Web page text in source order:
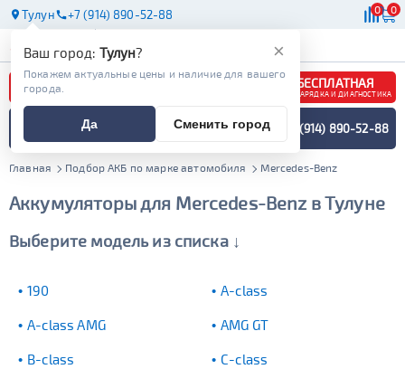
Тулун +7 (914) 890-52-88 0 0
АКБ
БЕСПЛАТНАЯ
ЗАРЯДКА И ДИАГНОСТИКА
ПОДБОР АККУМУЛЯТОРА
СПЕЦИАЛИСТОМ +7 (914) 890-52-88
Главная Подбор АКБ по марке автомобиля Mercedes-Benz
Аккумуляторы для Mercedes-Benz в Тулуне
Выберите модель из списка ↓
190 A-class
A-class AMG AMG GT
B-class C-class
×
Ваш город: Тулун?
Покажем актуальные цены и наличие для вашего
города.
Да Сменить город